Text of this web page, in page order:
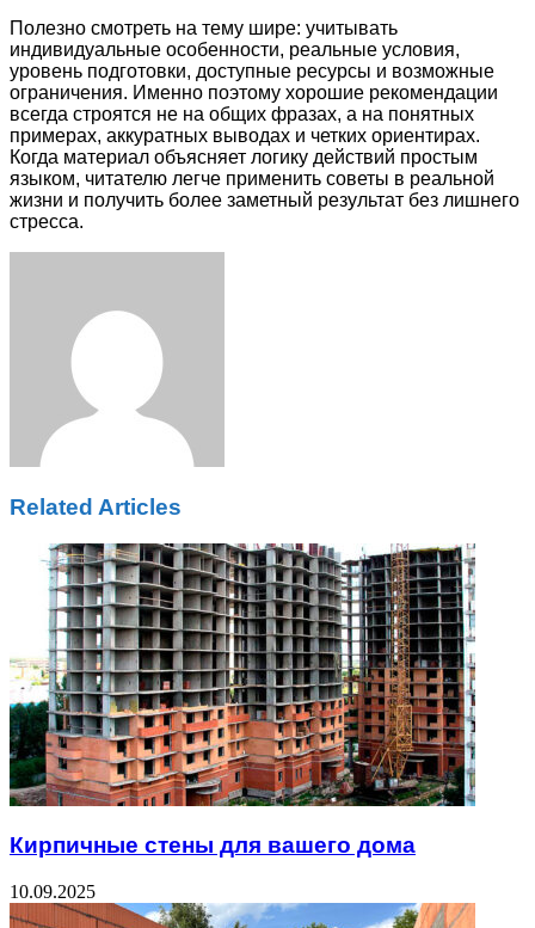
Полезно смотреть на тему шире: учитывать
индивидуальные особенности, реальные условия,
уровень подготовки, доступные ресурсы и возможные
ограничения. Именно поэтому хорошие рекомендации
всегда строятся не на общих фразах, а на понятных
примерах, аккуратных выводах и четких ориентирах.
Когда материал объясняет логику действий простым
языком, читателю легче применить советы в реальной
жизни и получить более заметный результат без лишнего
стресса.
Related Articles
Кирпичные стены для вашего дома
10.09.2025